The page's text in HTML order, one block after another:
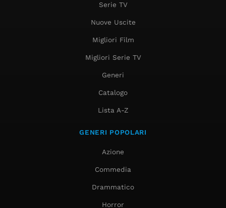
Serie TV
Nuove Uscite
Migliori Film
Migliori Serie TV
Generi
Catalogo
Lista A-Z
GENERI POPOLARI
Azione
Commedia
Drammatico
Horror